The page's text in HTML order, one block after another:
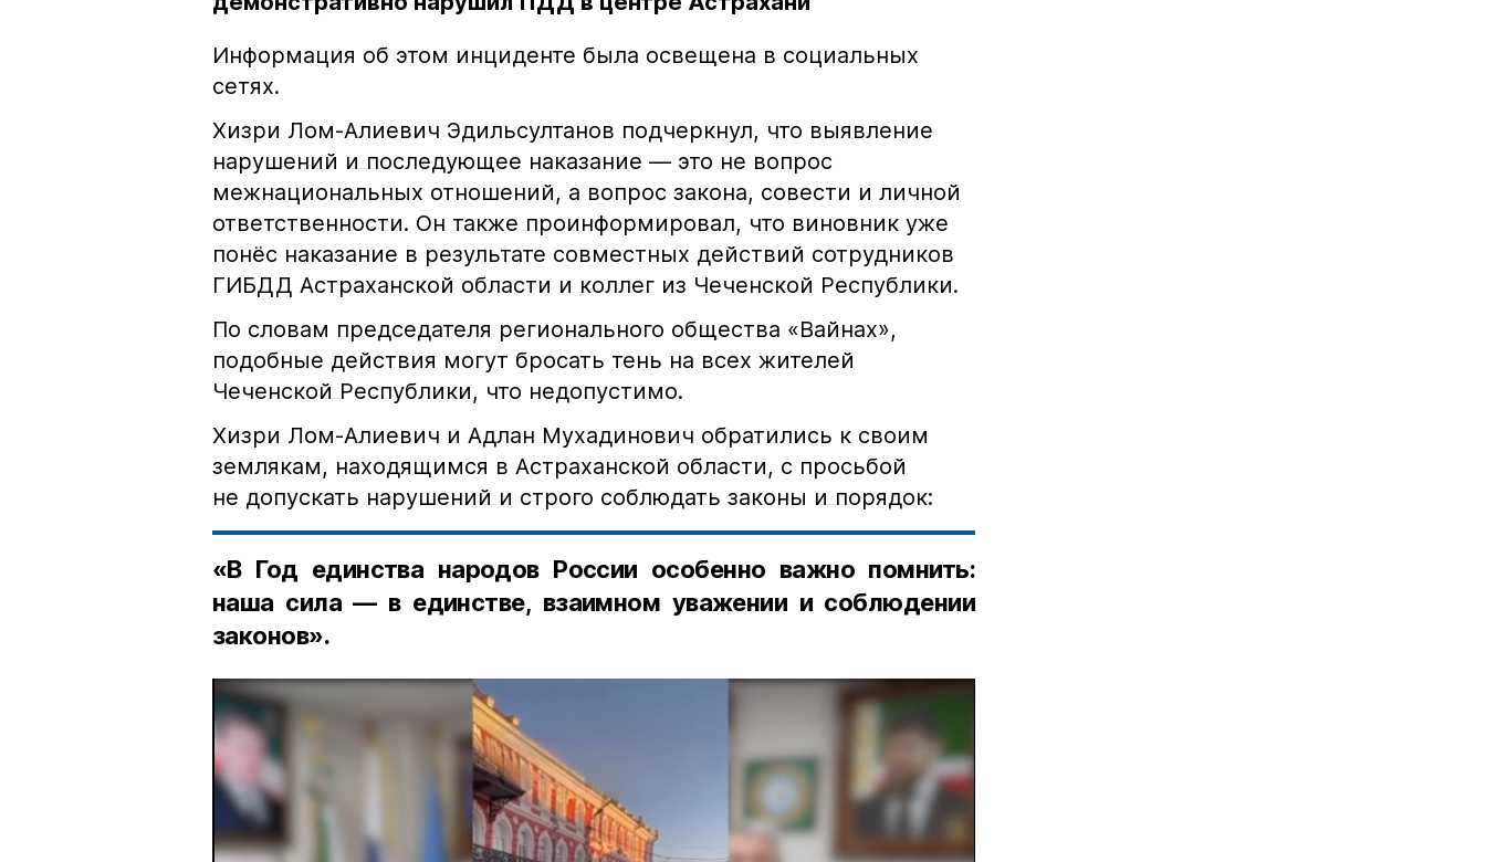
Информация об этом инциденте была освещена в социальных
сетях.
Хизри Лом-Алиевич Эдильсултанов подчеркнул, что выявление
нарушений и последующее наказание — это не вопрос
межнациональных отношений, а вопрос закона, совести и личной
ответственности. Он также проинформировал, что виновник уже
понёс наказание в результате совместных действий сотрудников
ГИБДД Астраханской области и коллег из Чеченской Республики.
По словам председателя регионального общества «Вайнах»,
подобные действия могут бросать тень на всех жителей
Чеченской Республики, что недопустимо.
Хизри Лом-Алиевич и Адлан Мухадинович обратились к своим
землякам, находящимся в Астраханской области, с просьбой
не допускать нарушений и строго соблюдать законы и порядок:
«В Год единства народов России особенно важно помнить:
наша сила — в единстве, взаимном уважении и соблюдении
законов».